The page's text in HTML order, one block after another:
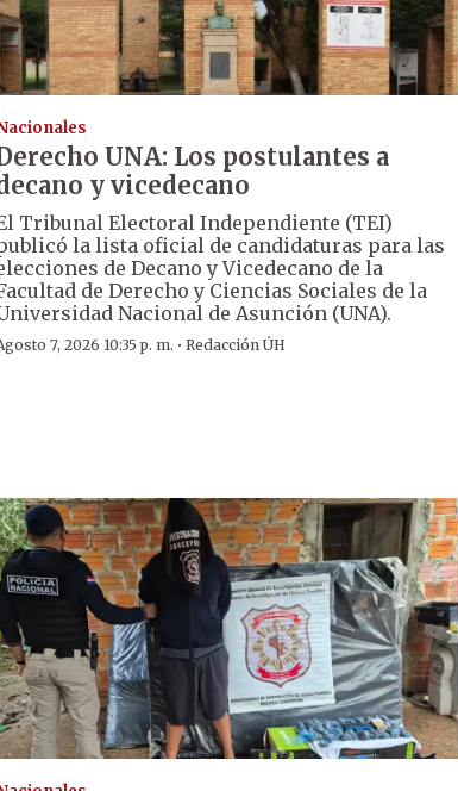
UNA: Los postulantes a
y vicedecano
Tribunal Electoral Independiente (TEI)
la lista oficial de candidaturas para las
de Decano y Vicedecano de la
de Derecho y Ciencias Sociales de la
Nacional de Asunción (UNA).
7, 2026 10:35 p. m. ·Redacción ÚH